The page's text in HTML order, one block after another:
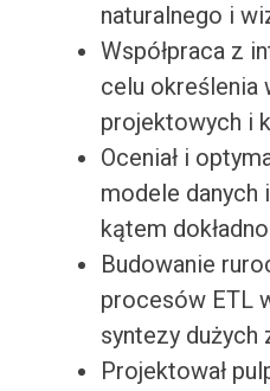
naturalnego i
Współpraca z
celu określenia
projektowych i
Oceniał i
modele danych
kątem
Budowanie
procesów ETL
syntezy dużych
Projektował